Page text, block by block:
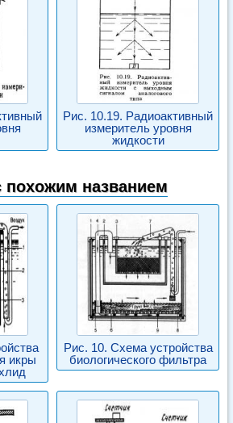
Рис. 10.19. Радиоактивный
измеритель уровня
жидкости
похожим названием
икры
Рис. 10. Схема устройства
биологического фильтра